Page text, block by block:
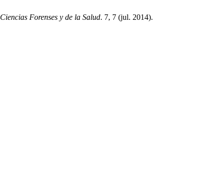
Ciencias Forenses y de la Salud. 7, 7 (jul. 2014).